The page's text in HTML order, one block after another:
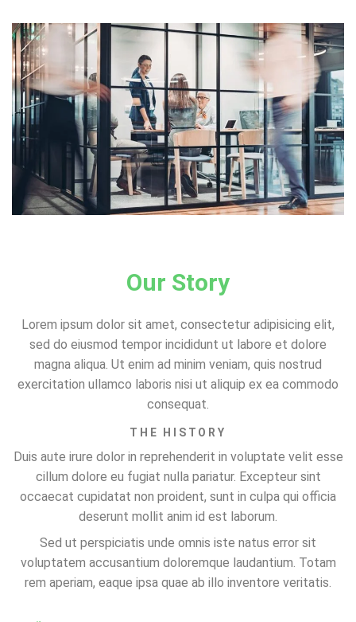
Our Story
Lorem ipsum dolor sit amet, consectetur adipisicing elit,
sed do eiusmod tempor incididunt ut labore et dolore
magna aliqua. Ut enim ad minim veniam, quis nostrud
exercitation ullamco laboris nisi ut aliquip ex ea commodo
consequat.
THE HISTORY
Duis aute irure dolor in reprehenderit in voluptate velit esse
cillum dolore eu fugiat nulla pariatur. Excepteur sint
occaecat cupidatat non proident, sunt in culpa qui officia
deserunt mollit anim id est laborum.
Sed ut perspiciatis unde omnis iste natus error sit
voluptatem accusantium doloremque laudantium. Totam
rem aperiam, eaque ipsa quae ab illo inventore veritatis.